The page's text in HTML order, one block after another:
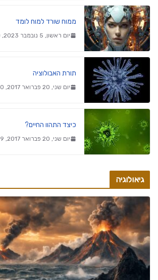
ממוח שורד למוח לומד
יום ראשון, 5 נובמבר 2023, 10:30
תורת האבולוציה
יום שני, 20 פברואר 2017, 7:20
כיצד התהוו החיים?
יום שני, 20 פברואר 2017, 7:09
גיאולוגיה